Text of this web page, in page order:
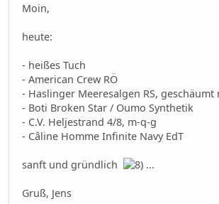
Moin,
heute:
- heißes Tuch
- American Crew RÖ
- Haslinger Meeresalgen RS, geschäumt
- Boti Broken Star / Oumo Synthetik
- C.V. Heljestrand 4/8, m-q-g
- Câline Homme Infinite Navy EdT
sanft und gründlich ...
Gruß, Jens